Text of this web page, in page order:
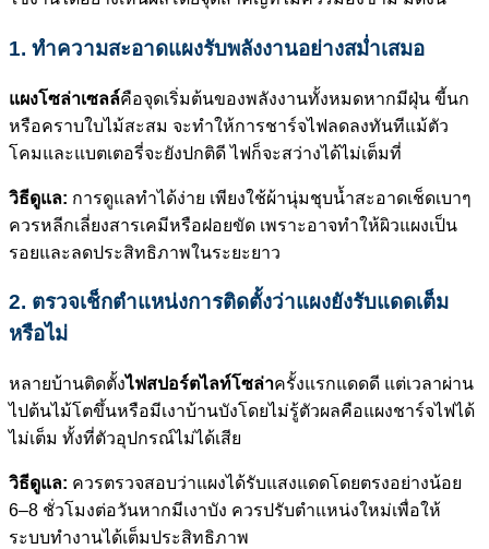
1. ทำความสะอาดแผงรับพลังงานอย่างสม่ำเสมอ
แผงโซล่าเซลล์คือจุดเริ่มต้นของพลังงานทั้งหมดหากมีฝุ่น ขี้นก
หรือคราบใบไม้สะสม จะทำให้การชาร์จไฟลดลงทันทีแม้ตัว
โคมและแบตเตอรี่จะยังปกติดี ไฟก็จะสว่างได้ไม่เต็มที่
วิธีดูแล: การดูแลทำได้ง่าย เพียงใช้ผ้านุ่มชุบน้ำสะอาดเช็ดเบาๆ
ควรหลีกเลี่ยงสารเคมีหรือฝอยขัด เพราะอาจทำให้ผิวแผงเป็น
รอยและลดประสิทธิภาพในระยะยาว
2. ตรวจเช็กตำแหน่งการติดตั้งว่าแผงยังรับแดดเต็ม
หรือไม่
หลายบ้านติดตั้งไฟสปอร์ตไลท์โซล่าครั้งแรกแดดดี แต่เวลาผ่าน
ไปต้นไม้โตขึ้นหรือมีเงาบ้านบังโดยไม่รู้ตัวผลคือแผงชาร์จไฟได้
ไม่เต็ม ทั้งที่ตัวอุปกรณ์ไม่ได้เสีย
วิธีดูแล: ควรตรวจสอบว่าแผงได้รับแสงแดดโดยตรงอย่างน้อย
6–8 ชั่วโมงต่อวันหากมีเงาบัง ควรปรับตำแหน่งใหม่เพื่อให้
ระบบทำงานได้เต็มประสิทธิภาพ